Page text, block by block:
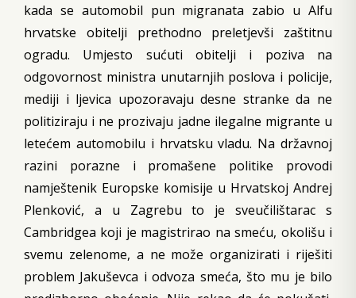
kada se automobil pun migranata zabio u Alfu
hrvatske obitelji prethodno preletjevši zaštitnu
ogradu. Umjesto sućuti obitelji i poziva na
odgovornost ministra unutarnjih poslova i policije,
mediji i ljevica upozoravaju desne stranke da ne
politiziraju i ne prozivaju jadne ilegalne migrante u
letećem automobilu i hrvatsku vladu. Na državnoj
razini porazne i promašene politike provodi
namještenik Europske komisije u Hrvatskoj Andrej
Plenković, a u Zagrebu to je sveučilištarac s
Cambridgea koji je magistrirao na smeću, okolišu i
svemu zelenome, a ne može organizirati i riješiti
problem Jakuševca i odvoza smeća, što mu je bilo